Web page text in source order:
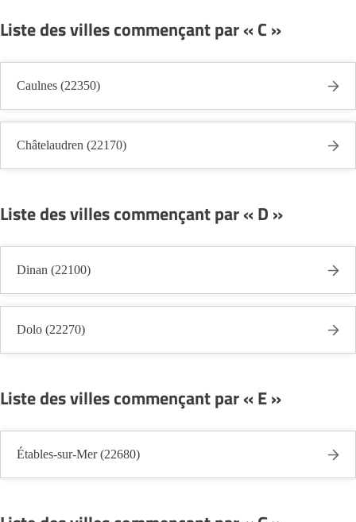
Liste des villes commençant par « C »
Caulnes (22350)
Châtelaudren (22170)
Liste des villes commençant par « D »
Dinan (22100)
Dolo (22270)
Liste des villes commençant par « E »
Étables-sur-Mer (22680)